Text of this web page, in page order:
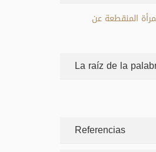
المنقطعة عن
La raíz de la
Referencias